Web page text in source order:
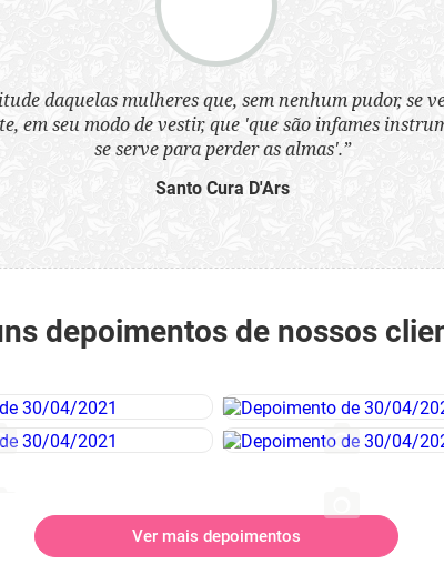
daquelas mulheres que, sem nenhum pudor, se
em seu modo de vestir, que 'que são infames
se serve para perder as almas'.”
Santo Cura D'Ars
depoimentos de nossos
Ver mais depoimentos